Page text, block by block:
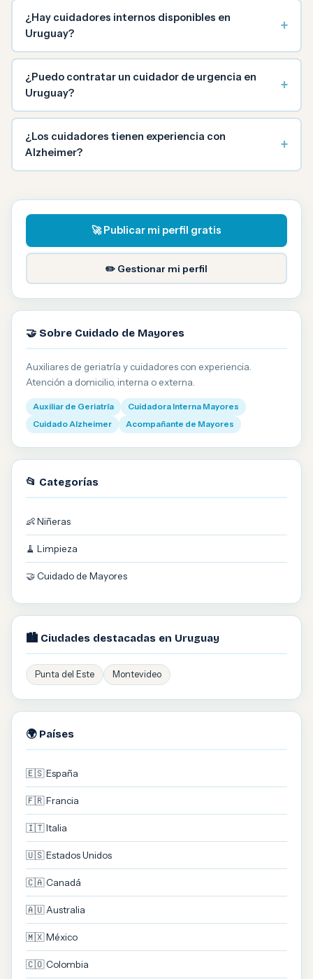
¿Hay cuidadores internos disponibles en
Uruguay?
+
¿Puedo contratar un cuidador de urgencia en
Uruguay?
+
¿Los cuidadores tienen experiencia con
Alzheimer?
+
🚀 Publicar mi perfil gratis
✏️ Gestionar mi perfil
🤝 Sobre Cuidado de Mayores
Auxiliares de geriatría y cuidadores con experiencia.
Atención a domicilio, interna o externa.
Auxiliar de Geriatría
Cuidadora Interna Mayores
Cuidado Alzheimer
Acompañante de Mayores
📂 Categorías
👶 Niñeras
🧹 Limpieza
🤝 Cuidado de Mayores
🏙️ Ciudades destacadas en Uruguay
Punta del Este Montevideo
🌍 Países
🇪🇸 España
🇫🇷 Francia
🇮🇹 Italia
🇺🇸 Estados Unidos
🇨🇦 Canadá
🇦🇺 Australia
🇲🇽 México
🇨🇴 Colombia